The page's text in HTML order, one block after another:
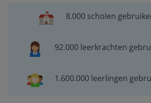
8.000 scholen
92.000 leerkrachten
1.600.000 leerlingen